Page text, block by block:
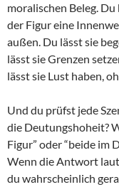
moralischen Beleg.
der Figur eine
außen. Du lässt sie
lässt sie Grenzen
lässt sie Lust haben,
Und du prüfst jede
die Deutungshoheit?
Figur” oder “beide im
Wenn die Antwort
du wahrscheinlich